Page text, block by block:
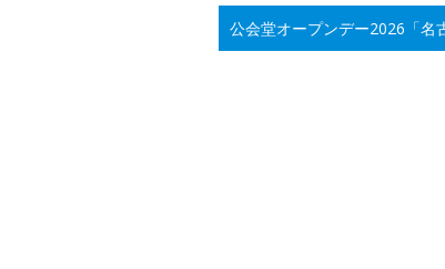
公会堂オープンデー2026「名